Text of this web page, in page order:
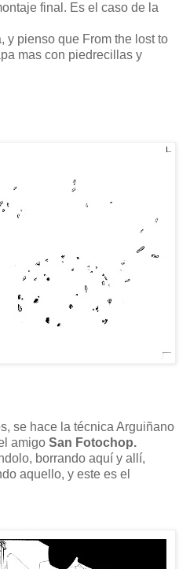
final. Es el caso de la
y pienso que From the lost to
mas con piedrecillas y
se hace la técnica Arguiñano
amigo San Fotochop.
borrando aquí y allí,
aquello, y este es el